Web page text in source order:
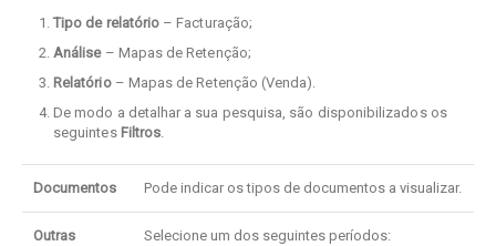
Tipo de relatório – Facturação;
Análise– Mapas de Retenção;
Relatório– Mapas de Retenção (Venda).
De modo a detalhar a sua pesquisa, são disponibilizados os
seguintes Filtros.
Documentos Pode indicar os tipos de documentos a visualizar.
Outras
Selecione um dos seguintes períodos: